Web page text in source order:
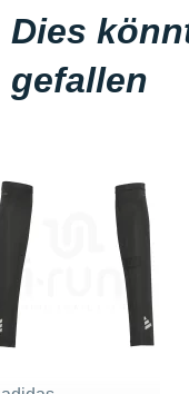
Dies
gefallen